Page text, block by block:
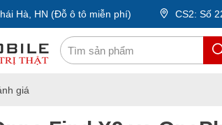
Hà, HN (Đỗ ô tô miễn phí) CS2: Số
giá